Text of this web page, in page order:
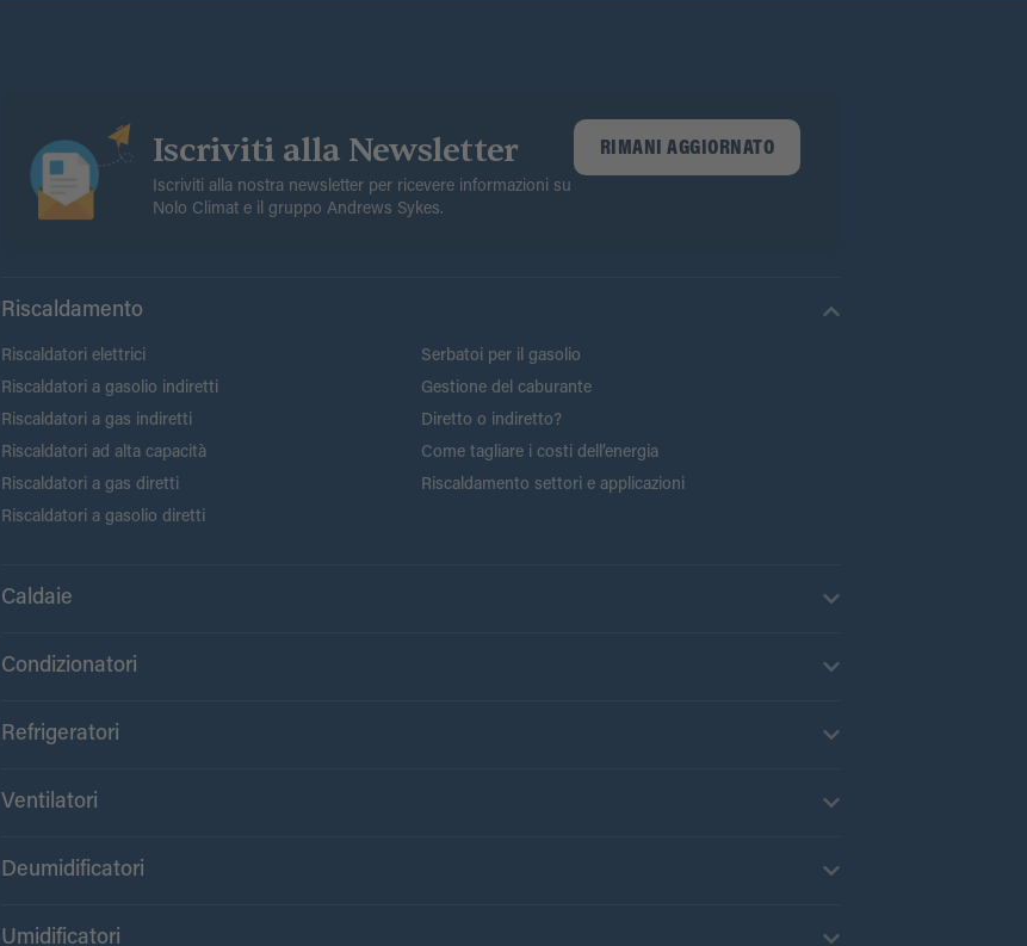
Iscriviti alla Newsletter
Iscriviti alla nostra newsletter per ricevere informazioni su
Nolo Climat e il gruppo Andrews Sykes.
RIMANI AGGIORNATO
Riscaldamento
Riscaldatori elettrici
Riscaldatori a gasolio indiretti
Riscaldatori a gas indiretti
Riscaldatori ad alta capacità
Riscaldatori a gas diretti
Riscaldatori a gasolio diretti
Serbatoi per il gasolio
Gestione del caburante
Diretto o indiretto?
Come tagliare i costi dell’energia
Riscaldamento settori e applicazioni
Caldaie
Condizionatori
Refrigeratori
Ventilatori
Deumidificatori
Umidificatori